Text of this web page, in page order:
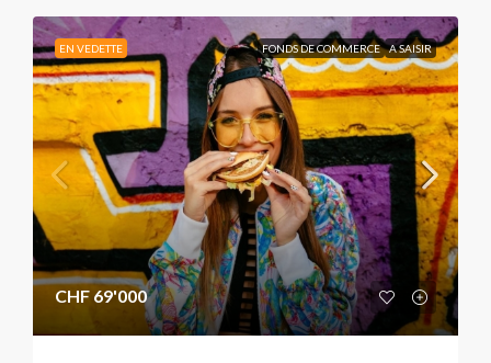
EN VEDETTE FONDS DE COMMERCE A SAISIR
CHF 69'000